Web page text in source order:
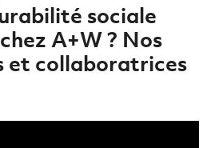
sociale
A+W ? Nos
et collaboratrices